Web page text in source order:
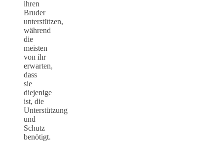
ihren
Bruder
unterstützen,
während
die
meisten
von ihr
erwarten,
dass
sie
diejenige
ist, die
Unterstützung
und
Schutz
benötigt.